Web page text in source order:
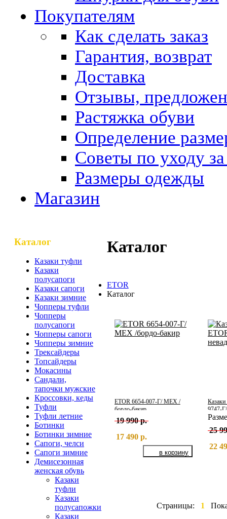
Покупателям
Как сделать заказ
Гарантия, возврат
Доставка
Отзывы,
Растяжка обуви
Определение
Советы по уходу
Размеры одежды
Магазин
Каталог
Казаки туфли
Казаки
полусапоги
Казаки сапоги
Казаки зимние
Чопперы туфли
Чопперы
полусапоги
Чопперы сапоги
Чопперы зимние
Трексайдеры
Топсайдеры
Мокасины
Сандали,
тапочки мужские
Кроссовки, кеды
Туфли
Туфли летние
Ботинки
Ботинки зимние
Сапоги, челси
Сапоги зимние
Демисезонная
женская обувь
Казаки
туфли
Казаки
полусапожки
Казаки
Каталог
ETOR
Каталог
ETOR 6654-007-Г/ МЕХ /
бордо-бакир
19 990 р.
17 490 р.
9747-
25
22
Страницы: 1